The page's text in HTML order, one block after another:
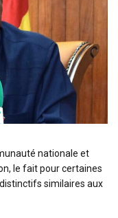
nationale et
le fait pour certaines
similaires aux